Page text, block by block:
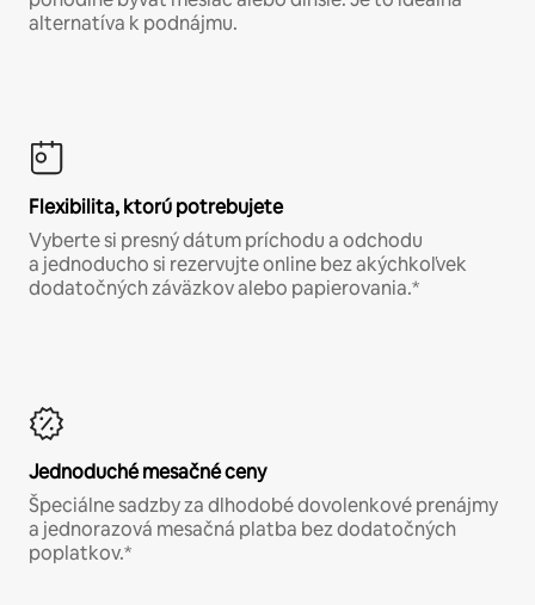
alternatíva k podnájmu.
Flexibilita, ktorú potrebujete
Vyberte si presný dátum príchodu a odchodu
a jednoducho si rezervujte online bez akýchkoľvek
dodatočných záväzkov alebo papierovania.*
Jednoduché mesačné ceny
Špeciálne sadzby za dlhodobé dovolenkové prenájmy
a jednorazová mesačná platba bez dodatočných
poplatkov.*